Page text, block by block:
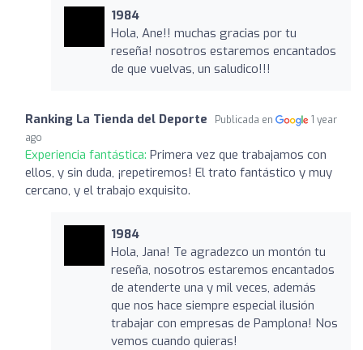
1984
Hola, Ane!! muchas gracias por tu
reseña! nosotros estaremos encantados
de que vuelvas, un saludico!!!
Ranking La Tienda del Deporte Publicada en
1 year
ago
Experiencia fantástica: Primera vez que trabajamos con
ellos, y sin duda, ¡repetiremos! El trato fantástico y muy
cercano, y el trabajo exquisito.
1984
Hola, Jana! Te agradezco un montón tu
reseña, nosotros estaremos encantados
de atenderte una y mil veces, además
que nos hace siempre especial ilusión
trabajar con empresas de Pamplona! Nos
vemos cuando quieras!